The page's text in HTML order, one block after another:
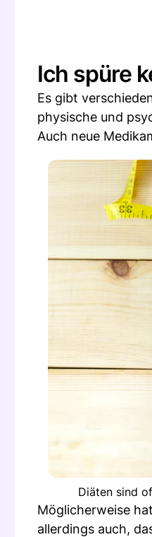
Ich spüre
Es gibt
physische und
Auch neue
Diäten sind
Möglicherweise
allerdings auch,